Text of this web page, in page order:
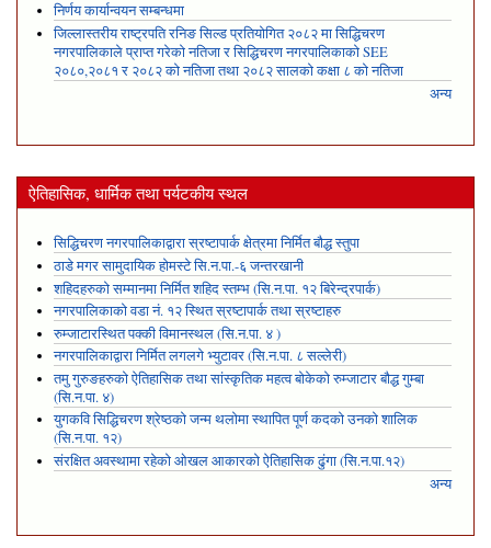
निर्णय कार्यान्वयन सम्बन्धमा
जिल्लास्तरीय राष्ट्रपति रनिङ सिल्ड प्रतियोगित २०८२ मा सिद्धिचरण
नगरपालिकाले प्राप्त गरेकाे नतिजा र सिद्धिचरण नगरपालिकाको SEE
२०८०,२०८१ र २०८२ को नतिजा तथा २०८२ सालको कक्षा ८ को नतिजा
अन्य
ऐतिहासिक, धार्मिक तथा पर्यटकीय स्थल
सिद्धिचरण नगरपालिकाद्वारा स्रष्टापार्क क्षेत्रमा निर्मित बौद्ध स्तुपा
ठाडे मगर सामुदायिक होमस्टे सि.न.पा.-६ जन्तरखानी
शहिदहरुको सम्मानमा निर्मित शहिद स्तम्भ (सि.न.पा. १२ बिरेन्द्रपार्क)
नगरपालिकाको वडा नं. १२ स्थित स्रष्टापार्क तथा स्रष्टाहरु
रुम्जाटारस्थित पक्की विमानस्थल (सि.न.पा. ४ )
नगरपालिकाद्वारा निर्मित लगलगे भ्युटावर (सि.न.पा. ८ सल्लेरी)
तमु गुरुङहरुको ऐतिहासिक तथा सांस्कृतिक महत्व बोकेको रुम्जाटार बौद्ध गुम्बा
(सि.न.पा. ४)
युगकवि सिद्धिचरण श्रेष्ठको जन्म थलोमा स्थापित पूर्ण कदको उनको शालिक
(सि.न.पा. १२)
संरक्षित अवस्थामा रहेको ओखल आकारको ऐतिहासिक ढुंगा (सि.न.पा.१२)
अन्य